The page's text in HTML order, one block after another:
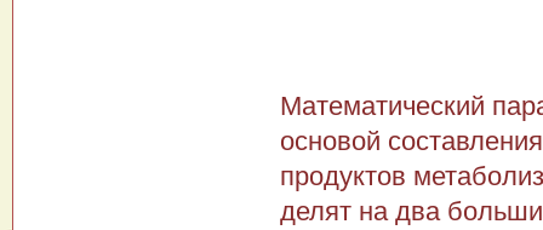
Математический
основой
продуктов
делят на два